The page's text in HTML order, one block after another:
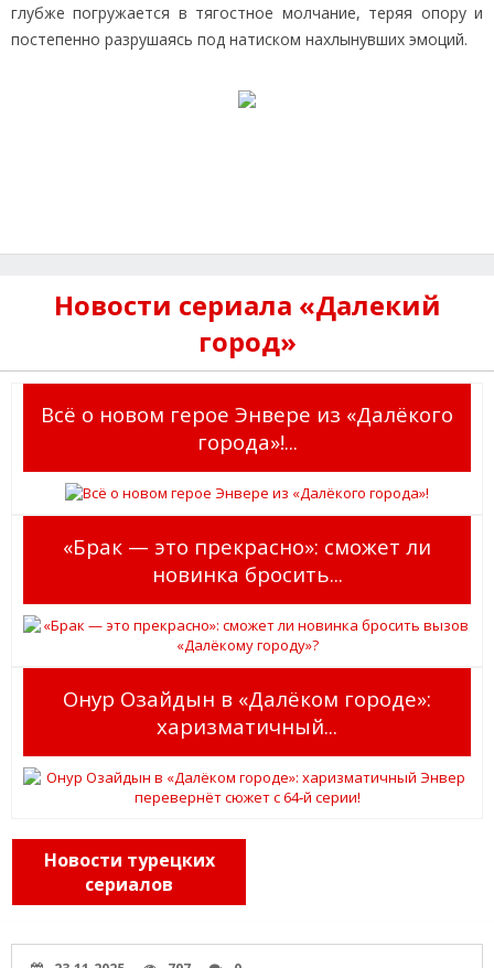
глубже погружается в тягостное молчание, теряя опору и
постепенно разрушаясь под натиском нахлынувших эмоций.
Новости сериала «Далекий
город»
Всё о новом герое Энвере из «Далёкого
города»!...
«Брак — это прекрасно»: сможет ли
новинка бросить...
Онур Озайдын в «Далёком городе»:
харизматичный...
Новости турецких
сериалов